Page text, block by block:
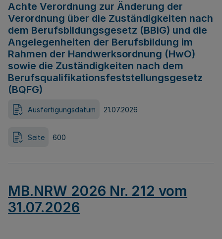
Achte Verordnung zur Änderung der
Verordnung über die Zuständigkeiten nach
dem Berufsbildungsgesetz (BBiG) und die
Angelegenheiten der Berufsbildung im
Rahmen der Handwerksordnung (HwO)
sowie die Zuständigkeiten nach dem
Berufsqualifikationsfeststellungsgesetz
(BQFG)
Ausfertigungsdatum 21.07.2026
Seite 600
MB.NRW 2026 Nr. 212 vom
31.07.2026